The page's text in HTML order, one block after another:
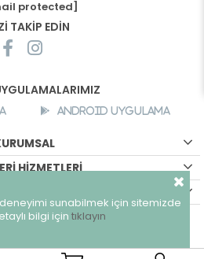
protected]
TAKİP EDİN
Android Uygulama
HİZMETLERİ
- Tüm hakları saklıdır.
sunabilmek için sitemizde
bilgi için tıklayın